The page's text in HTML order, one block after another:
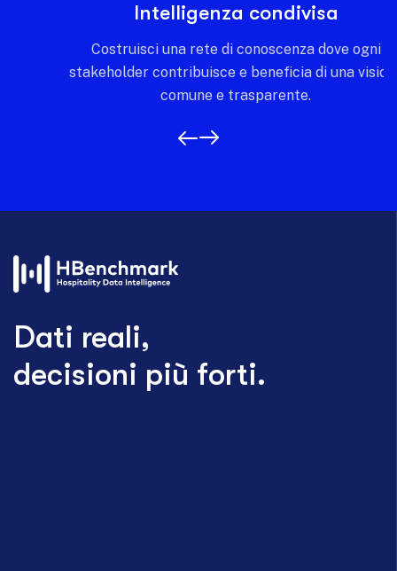
Intelligenza condivisa
Costruisci una rete di conoscenza dove ogni
stakeholder contribuisce e beneficia di una visione
comune e trasparente.
Dati reali,
decisioni più forti.